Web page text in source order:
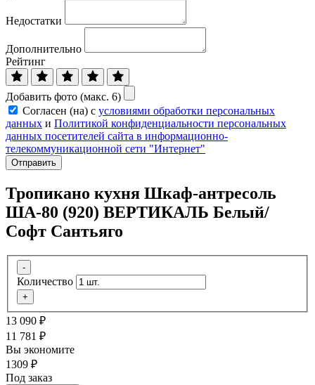
Недостатки
Дополнительно
Рейтинг
Добавить фото (макс. 6)
Согласен (на) с условиями обработки персональных
данных и Политикой конфиденциальности персональных
данных посетителей сайта в информационно-
телекоммуникационной сети "Интернет"
Отправить
Тропикано кухня Шкаф-антресоль
ША-80 (920) ВЕРТИКАЛЬ Белый/
Софт Сантьяго
-
Количество
+
13 090 ₽
11 781 ₽
Вы экономите
1309 ₽
Под заказ